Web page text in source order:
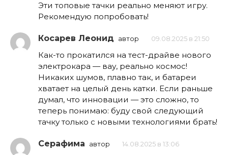
Эти топовые тачки реально меняют игру.
Рекомендую попробовать!
Косарев Леонид автор 09.08.2025 в 21:50
Как-то прокатился на тест-драйве нового
электрокара — вау, реально космос!
Никаких шумов, плавно так, и батареи
хватает на целый день катки. Если раньше
думал, что инновации — это сложно, то
теперь понимаю: буду свой следующий
тачку только с новыми технологиями брать!
Серафима автор 14.08.2025 в 13:06